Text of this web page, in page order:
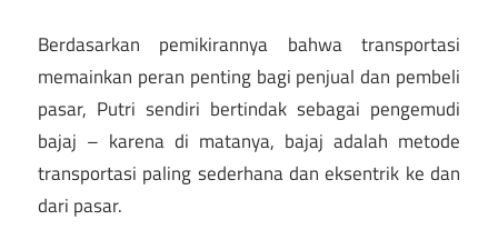
Berdasarkan pemikirannya bahwa transportasi
memainkan peran penting bagi penjual dan pembeli
pasar, Putri sendiri bertindak sebagai pengemudi
bajaj – karena di matanya, bajaj adalah metode
transportasi paling sederhana dan eksentrik ke dan
dari pasar.